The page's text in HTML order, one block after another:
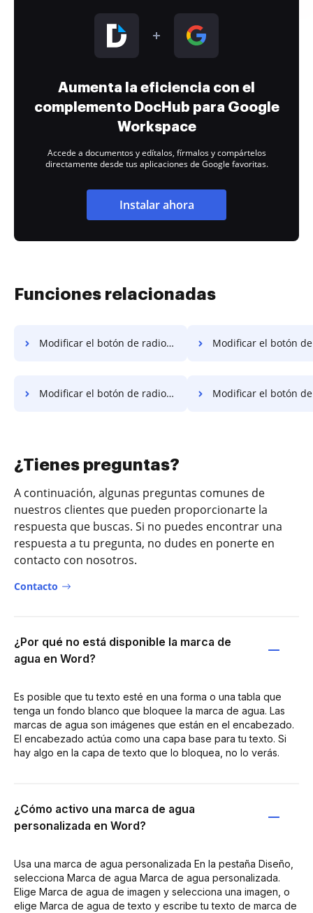
Aumenta la eficiencia con el
complemento DocHub para Google
Workspace
Accede a documentos y edítalos, fírmalos y compártelos
directamente desde tus aplicaciones de Google favoritas.
Instalar ahora
Funciones relacionadas
Modificar el botón de radio para el documento de firma en Samsung Modificar el botón de radio para el documento para firma
Modificar el botón de radio para el documento de firma en Nokia Modificar el botón de radio para el documento
¿Tienes preguntas?
A continuación, algunas preguntas comunes de
nuestros clientes que pueden proporcionarte la
respuesta que buscas. Si no puedes encontrar una
respuesta a tu pregunta, no dudes en ponerte en
contacto con nosotros.
Contacto
¿Por qué no está disponible la marca de
agua en Word?
Es posible que tu texto esté en una forma o una tabla que
tenga un fondo blanco que bloquee la marca de agua. Las
marcas de agua son imágenes que están en el encabezado.
El encabezado actúa como una capa base para tu texto. Si
hay algo en la capa de texto que lo bloquea, no lo verás.
¿Cómo activo una marca de agua
personalizada en Word?
Usa una marca de agua personalizada En la pestaña Diseño,
selecciona Marca de agua Marca de agua personalizada.
Elige Marca de agua de imagen y selecciona una imagen, o
elige Marca de agua de texto y escribe tu texto de marca de